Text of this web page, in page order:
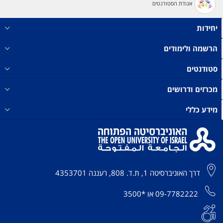
אגודת הסטודנטים
יחידות
הרשמה ולימודים
סטודנטים
מכרזים ודרושים
מידע כללי
דרך האוניברסיטה 1, ת.ד. 808, רעננה 4353701
09-7782222 או *3500